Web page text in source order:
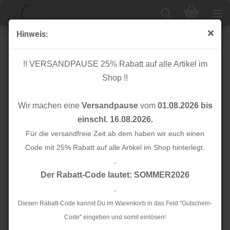
Hinweis:
!! VERSANDPAUSE 25% Rabatt auf alle Artikel im
Shop !!
Wir machen eine Versandpausevom 01.08.2026 bis
einschl. 16.08.2026.
Für die versandfreie Zeit ab dem haben wir euch einen
Code mit 25% Rabatt auf alle Artikel im Shop hinterlegt.
.
Der Rabatt-Code lautet: SOMMER2026
.
Diesen Rabatt-Code kannst Du im Warenkorb in das Feld "Gutschein-
Code" eingeben und somit einlösen!
French Terry - angeraut - Noel - ecru